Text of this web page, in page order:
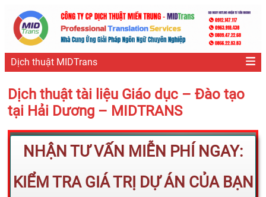
Dịch thuật MIDTrans
Dịch thuật tài liệu Giáo dục – Đào tạo
tại Hải Dương – MIDTRANS
NHẬN TƯ VẤN MIỄN PHÍ NGAY:
KIỂM TRA GIÁ TRỊ DỰ ÁN CỦA BẠN